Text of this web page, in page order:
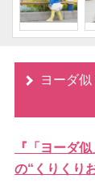
ヨーダ
『「ヨーダ
の“くりくり